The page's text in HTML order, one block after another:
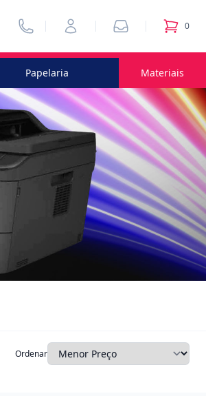
VendedoresMinha ContaPedidos 0
itens
Papelaria Materiais
Ordenar